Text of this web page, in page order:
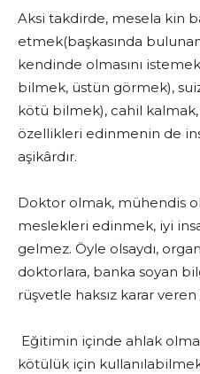
Aksi takdirde, mesela kin
etmek(başkasında
kendinde olmasını
bilmek, üstün görmek),
kötü bilmek), cahil
özellikleri edinmenin de
aşikârdır.
Doktor olmak, mühendis
meslekleri edinmek, iyi
gelmez. Öyle olsaydı,
doktorlara, banka soyan
rüşvetle haksız karar
Eğitimin içinde ahlak
kötülük için